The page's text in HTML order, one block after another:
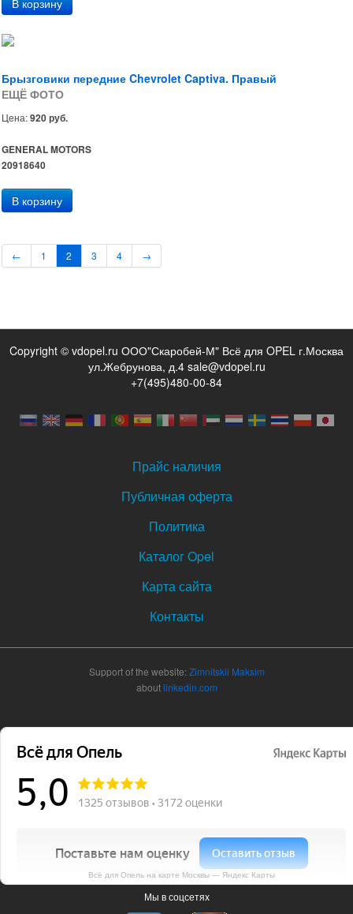
Брызговики передние Chevrolet Captiva. Правый
ЕЩЁ ФОТО
Цена:920 руб.
GENERAL MOTORS
20918640
← 1 2 3 4 →
Copyright © vdopel.ru ООО"Скаробей-М" Всё для OPEL г.Москва
ул.Жебрунова, д.4 sale@vdopel.ru
+7(495)480-00-84
Прайс наличия
Публичная оферта
Политика
Каталог Opel
Карта сайта
Контакты
Support of the website:Zimnitskii Maksim
aboutlinkedin.com
Всё для Опель на карте Москвы — Яндекс Карты
Мы в соцсетях